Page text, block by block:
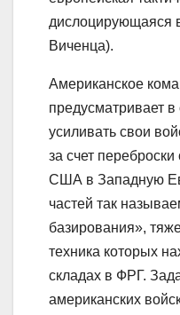
дислоцирующаяся
Виченца).
Американское
предусматривает
усиливать свои
за счет переброски
США в Западную
частей так
базирования»,
техника которых
складах в ФРГ.
американских